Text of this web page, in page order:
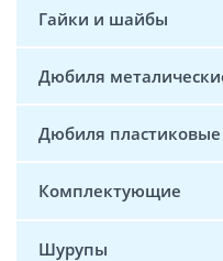
Гайки и шайбы
Дюбиля
Дюбиля пластиковые
Комплектующие
Шурупы